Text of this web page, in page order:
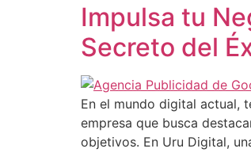
Impulsa tu
Secreto del
En el mundo digital actual,
empresa que busca
objetivos. En Uru Digital,